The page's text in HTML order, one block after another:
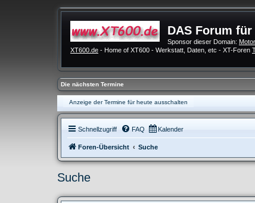
DAS Forum für
Sponsor dieser Domain:
XT600.de - Home of XT600 - Werkstatt, Daten, etc - XT-Foren
Die nächsten Termine
Anzeige der Termine für heute ausschalten
Schnellzugriff FAQ Kalender
Foren-Übersicht Suche
Suche